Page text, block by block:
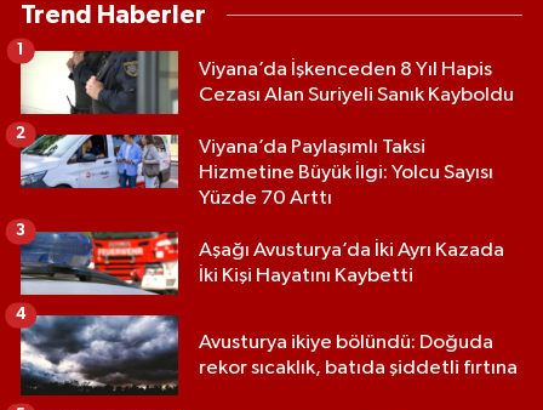
Trend Haberler
Viyana’da İşkenceden 8 Yıl Hapis
Cezası Alan Suriyeli Sanık Kayboldu
1
Viyana’da Paylaşımlı Taksi
Hizmetine Büyük İlgi: Yolcu Sayısı
Yüzde 70 Arttı
2
Aşağı Avusturya’da İki Ayrı Kazada
İki Kişi Hayatını Kaybetti
3
Avusturya ikiye bölündü: Doğuda
rekor sıcaklık, batıda şiddetli fırtına
4